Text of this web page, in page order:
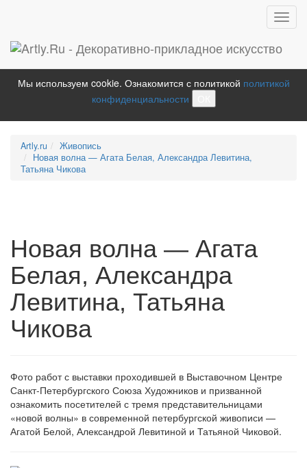
Мы используем cookie. Ознакомится с политикой политикой
конфиденциальности
Artly.ru
Живопись
Новая волна — Агата Белая, Александра Левитина,
Татьяна Чикова
Новая волна — Агата
Белая, Александра
Левитина, Татьяна
Чикова
Фото работ с выставки проходившей в Выставочном Центре
Санкт-Петербургского Союза Художников и призванной
ознакомить посетителей с тремя представительницами
«новой волны» в современной петербургской живописи —
Агатой Белой, Александрой Левитиной и Татьяной Чиковой.